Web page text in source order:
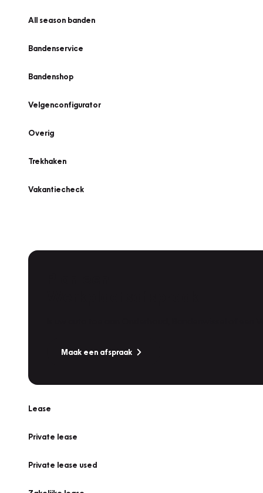
All season banden
Bandenservice
Bandenshop
Velgenconfigurator
Overig
Trekhaken
Vakantiecheck
Maak een afspraak
Lease
Private lease
Private lease used